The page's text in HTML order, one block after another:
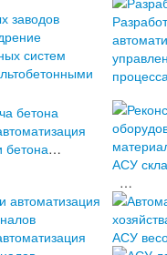
систем
бетона…
АСУ
…
АСУ